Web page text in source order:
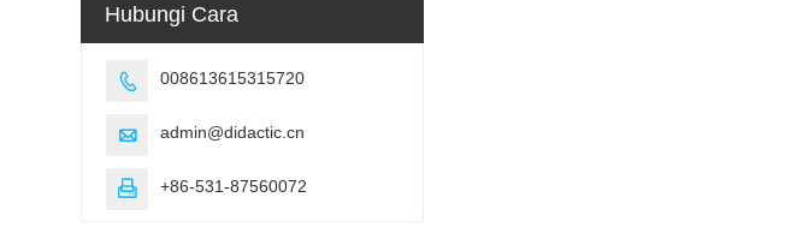
Hubungi Cara
 008613615315720
 admin@didactic.cn
 +86-531-87560072